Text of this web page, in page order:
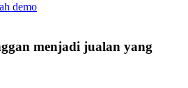
demo
menjadi jualan yang